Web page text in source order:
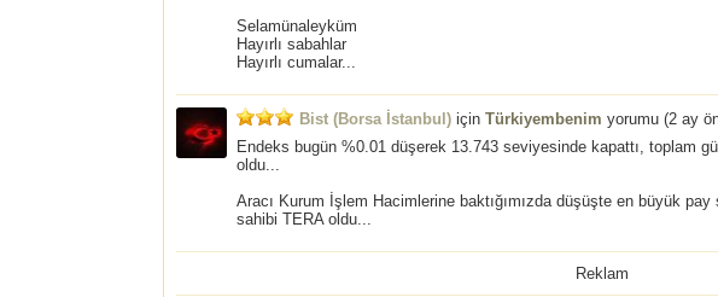
Selamünaleyküm
Hayırlı sabahlar
Hayırlı cumalar...
Bist (Borsa İstanbul) için Türkiyembenim yorumu (2 ay
Endeks bugün %0.01 düşerek 13.743 seviyesinde kapattı, toplam
oldu...
Aracı Kurum İşlem Hacimlerine baktığımızda düşüşte en büyük
sahibi TERA oldu...
Reklam